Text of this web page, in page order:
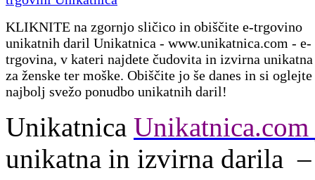
KLIKNITE na zgornjo sličico in obiščite e-trgovino
unikatnih daril Unikatnica - www.unikatnica.com - e-
trgovina, v kateri najdete čudovita in izvirna
za ženske ter moške. Obiščite jo še danes in si oglejte
najbolj svežo ponudbo unikatnih daril!
Unikatnica Unikatnica.com
unikatna in izvirna darila